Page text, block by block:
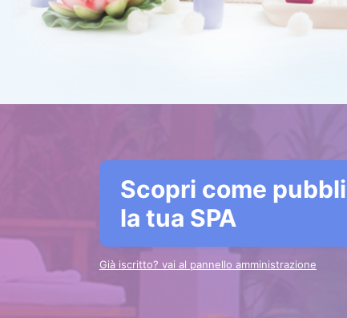
Scopri come
la tua SPA
Già iscritto? vai al pannello amministrazione